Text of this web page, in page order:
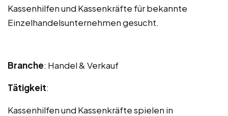
Kassenhilfen und Kassenkräfte für bekannte
Einzelhandelsunternehmen gesucht.
Branche: Handel & Verkauf
Tätigkeit:
Kassenhilfen und Kassenkräfte spielen in